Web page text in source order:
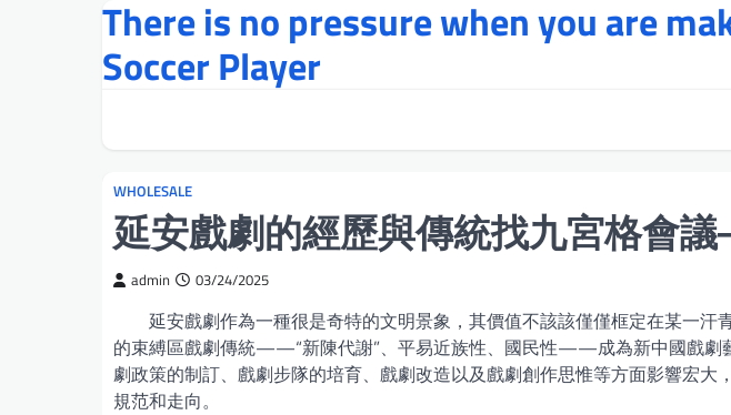
There is no pressure when you are
Soccer Player
WHOLESALE
延安戲劇的經歷與傳統找九宮格會議
admin 03/24/2025
延安戲劇作為一種很是奇特的文明景象，其價值不該該僅僅框定在某一汗
的束縛區戲劇傳統——“新陳代謝”、平易近族性、國民性——成為新中國戲劇
劇政策的制訂、戲劇步隊的培育、戲劇改造以及戲劇創作思惟等方面影響宏大
規范和走向。